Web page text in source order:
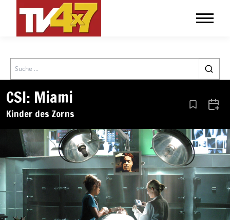
Search
CSI: Miami
Kinder des Zorns Aus den